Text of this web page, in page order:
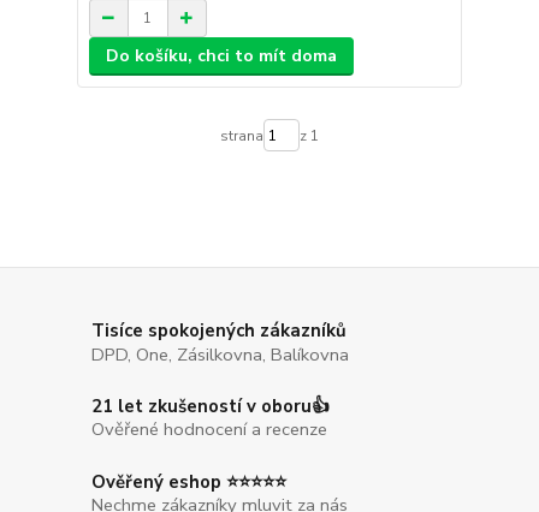
Do košíku, chci to mít doma
strana z 1
Tisíce spokojených zákazníků
DPD, One, Zásilkovna, Balíkovna
21 let zkušeností v oboru👍
Ověřené hodnocení a recenze
Ověřený eshop ⭐⭐⭐⭐⭐
Nechme zákazníky mluvit za nás